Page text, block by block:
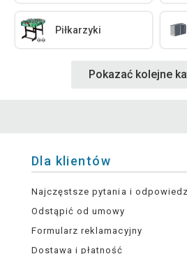
Piłkarzyki
Pokazać kolejne
Dla klientów
Najczęstsze pytania i
Odstąpić od umowy
Formularz reklamacyjny
Dostawa i płatność